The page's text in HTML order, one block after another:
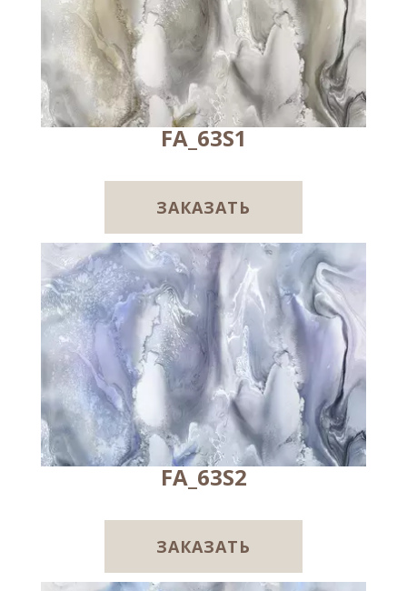
FA_63S1
ЗАКАЗАТЬ
FA_63S2
ЗАКАЗАТЬ